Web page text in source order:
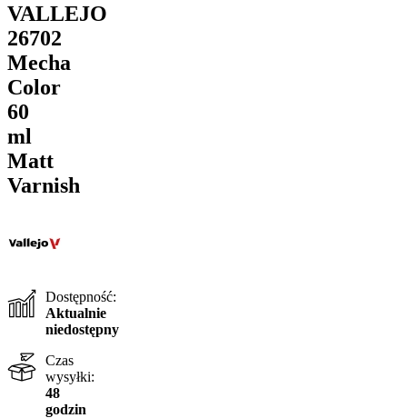
VALLEJO
26702
Mecha
Color
60
ml
Matt
Varnish
Dostępność:
Aktualnie
niedostępny
Czas
wysyłki:
48
godzin